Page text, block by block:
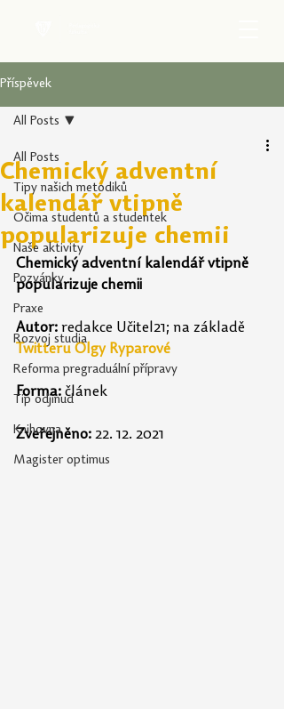
Příspěvek
All Posts
Tipy našich metodiků
Očima studentů a studentek
Naše aktivity
Pozvánky
Praxe
Rozvoj studia
Reforma pregraduální přípravy
Tip odjinud
Knihovna
Magister optimus
All Posts
Chemický adventní
kalendář vtipně
popularizuje chemii
Chemický adventní kalendář vtipně
popularizuje chemii
Autor: redakce Učitel21; na základě
Twitteru Olgy Ryparové
Forma: článek
Zveřejněno: 22. 12. 2021